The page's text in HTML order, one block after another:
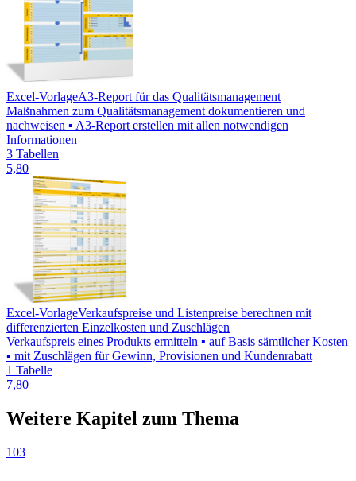
Excel-VorlageA3-Report für das Qualitätsmanagement
Maßnahmen zum Qualitätsmanagement dokumentieren und
nachweisen ▪ A3-Report erstellen mit allen notwendigen
Informationen
3 Tabellen
5,80
Excel-VorlageVerkaufspreise und Listenpreise berechnen mit
differenzierten Einzelkosten und Zuschlägen
Verkaufspreis eines Produkts ermitteln ▪ auf Basis sämtlicher Kosten
▪ mit Zuschlägen für Gewinn, Provisionen und Kundenrabatt
1 Tabelle
7,80
Weitere Kapitel zum Thema
103